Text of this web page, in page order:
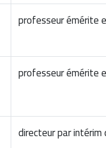
professeur émérite
professeur émérite
directeur par